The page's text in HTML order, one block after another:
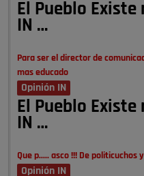
El Pueblo
IN …
Para ser el director de
mas educado
Opinión IN
El Pueblo
IN …
Que p..... asco !!! De politicuchos
Opinión IN